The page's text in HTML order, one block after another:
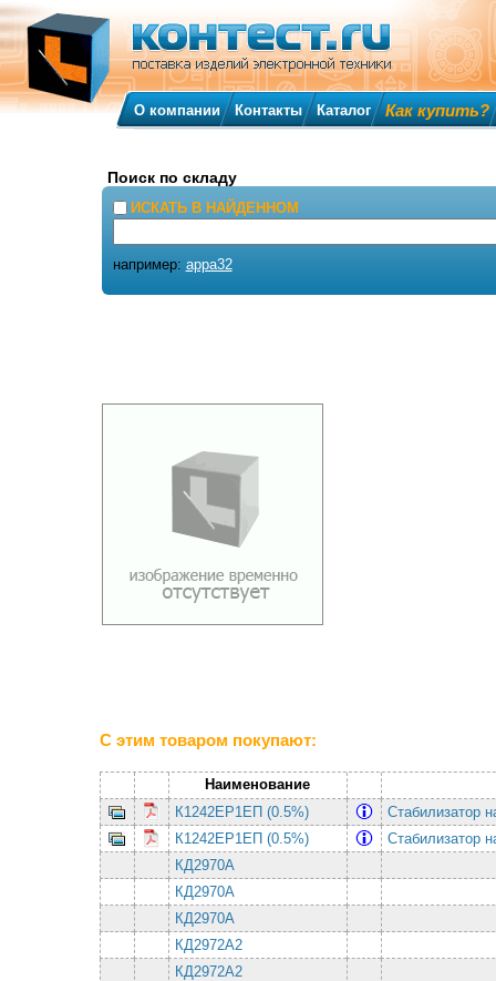
С этим товаром покупают:
Наименование
К1242ЕР1ЕП (0.5%)
Стабилизатор
К1242ЕР1ЕП (0.5%)
Стабилизатор
КД2970А
КД2970А
КД2970А
КД2972А2
КД2972А2
О компании Контакты Каталог Как купить?
Поиск по складу
ИСКАТЬ В НАЙДЕННОМ
например: appa32